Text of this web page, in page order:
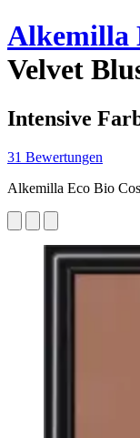
Alkemilla
Velvet
Intensive
31 Bewertungen
Alkemilla Eco Bio